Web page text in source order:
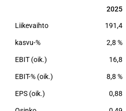
2025
2025
Liikevaihto 191,4
kasvu-% 2,8 %
EBIT (oik.) 16,8
EBIT-% (oik.) 8,8 %
EPS (oik.) 0,88